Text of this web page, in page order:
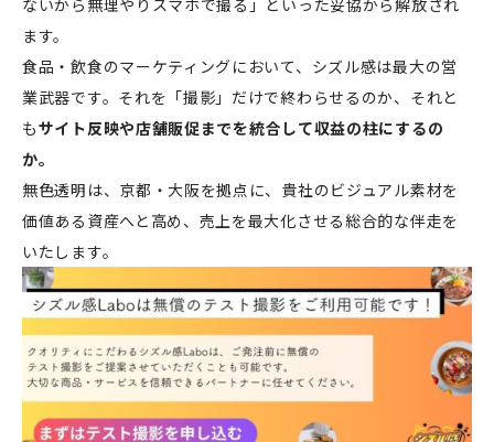
ます。
食品・飲食のマーケティングにおいて、シズル感は最大の営
業武器です。それを「撮影」だけで終わらせるのか、それと
もサイト反映や店舗販促までを統合して収益の柱にするの
か。
無色透明は、京都・大阪を拠点に、貴社のビジュアル素材を
価値ある資産へと高め、売上を最大化させる総合的な伴走を
いたします。